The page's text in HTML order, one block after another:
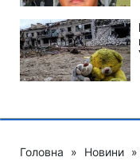
Головна » Новини »